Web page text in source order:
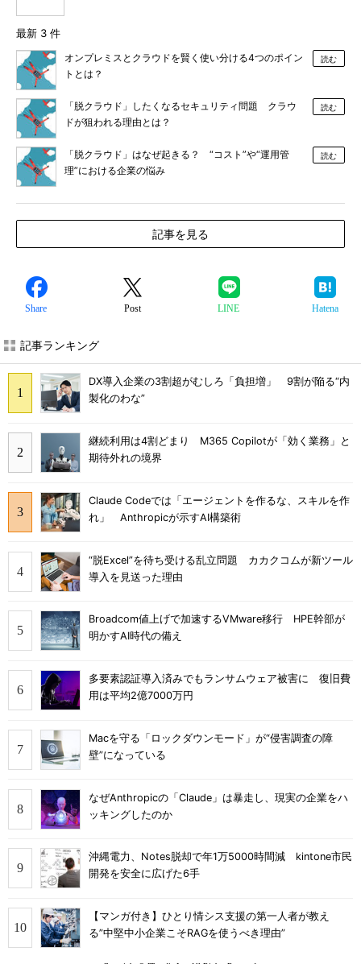
最新 3 件
オンプレミスとクラウドを賢く使い分ける4つのポイン
トとは？
読む
「脱クラウド」したくなるセキュリティ問題 クラウ
ドが狙われる理由とは？
読む
「脱クラウド」はなぜ起きる？ “コスト”や“運用管
理”における企業の悩み
読む
記事を見る
Share Post LINE Hatena
記事ランキング
DX導入企業の3割超がむしろ「負担増」 9割が陥る“内
製化のわな”
継続利用は4割どまり M365 Copilotが「効く業務」と
期待外れの境界
Claude Codeでは「エージェントを作るな、スキルを作
れ」 Anthropicが示すAI構築術
“脱Excel”を待ち受ける乱立問題 カカクコムが新ツール
導入を見送った理由
Broadcom値上げで加速するVMware移行 HPE幹部が
明かすAI時代の備え
多要素認証導入済みでもランサムウェア被害に 復旧費
用は平均2億7000万円
Macを守る「ロックダウンモード」が“侵害調査の障
壁”になっている
なぜAnthropicの「Claude」は暴走し、現実の企業をハ
ッキングしたのか
沖縄電力、Notes脱却で年1万5000時間減 kintone市民
開発を安全に広げた6手
【マンガ付き】ひとり情シス支援の第一人者が教え
る”中堅中小企業こそRAGを使うべき理由”